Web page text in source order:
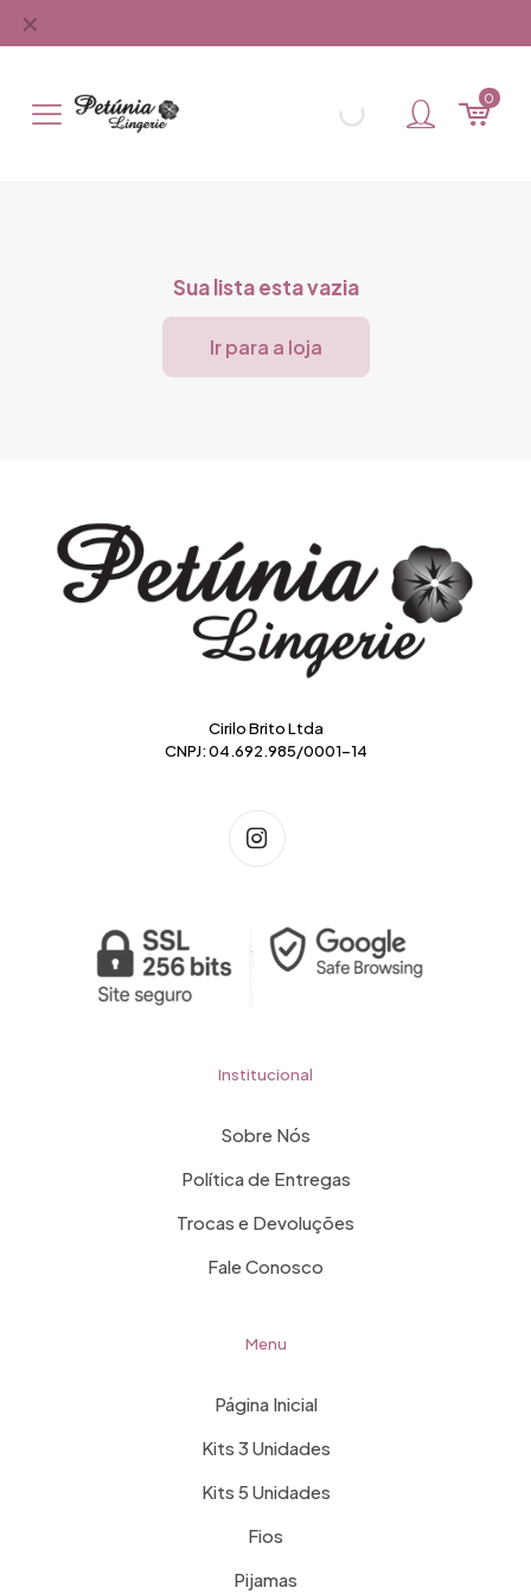
✕
0
Sua lista esta vazia
Ir para a loja
Cirilo Brito Ltda
CNPJ: 04.692.985/0001-14
Institucional
Sobre Nós
Política de Entregas
Trocas e Devoluções
Fale Conosco
Menu
Página Inicial
Kits 3 Unidades
Kits 5 Unidades
Fios
Pijamas